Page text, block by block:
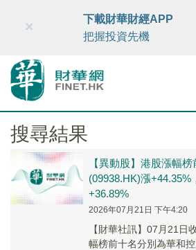
財華智庫網 FINTV FINMETA
×
下載財華財經APP
把握投資先機
搜尋結果
【異動股】港股漲幅
(09938.HK)漲+44.35%
+36.89%
2026年07月21日 下午4:20
【財華社訊】07月21日
幅榜前十名分別為華和